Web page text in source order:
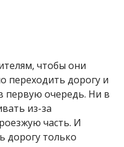
Алена Радченко
,